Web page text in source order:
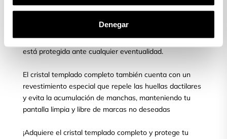
Denegar
templado completo para móvil, líder en el mercado.
Obtén tranquilidad y confianza al saber que tu pantalla
está protegida ante cualquier eventualidad.
El cristal templado completo también cuenta con un
revestimiento especial que repele las huellas dactilares
y evita la acumulación de manchas, manteniendo tu
pantalla limpia y libre de marcas no deseadas
¡Adquiere el cristal templado completo y protege tu